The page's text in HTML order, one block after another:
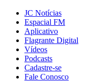
JC Notícias
Espacial FM
Aplicativo
Flagrante Digital
Vídeos
Podcasts
Cadastre-se
Fale Conosco